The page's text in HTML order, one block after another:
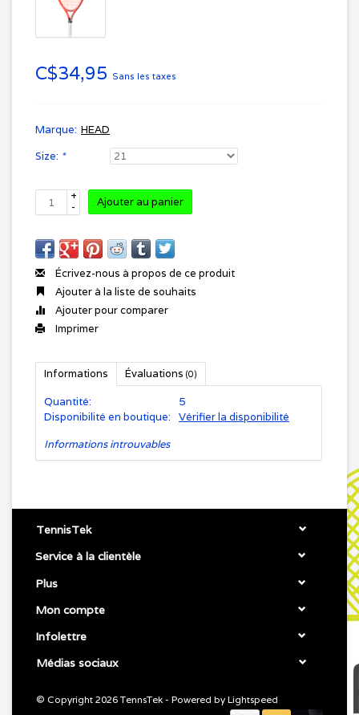
C$34,95 Sans les taxes
Marque: HEAD
Size: *
+
-
Ajouter au panier
Écrivez-nous à propos de ce produit
Ajouter à la liste de souhaits
Ajouter pour comparer
Imprimer
Informations Évaluations (0)
Quantité:
5
Disponibilité en boutique:
Vérifier la disponibilité
Informations introuvables
TennisTek
Service à la clientèle
Plus
Mon compte
Infolettre
Médias sociaux
© Copyright 2026 TennsTek - Powered by Lightspeed